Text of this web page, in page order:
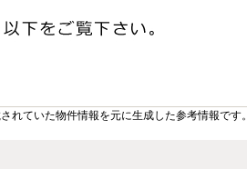
ていた物件情報を元に生成した参考情報です。